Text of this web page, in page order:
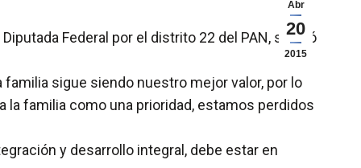
Abr
20
2015
Federal por el distrito 22 del PAN, señaló
sigue siendo nuestro mejor valor, por lo
familia como una prioridad, estamos perdidos
y desarrollo integral, debe estar en